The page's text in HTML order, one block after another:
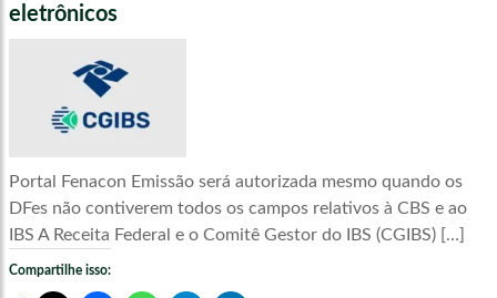
eletrônicos
Portal Fenacon Emissão será autorizada mesmo quando os
DFes não contiverem todos os campos relativos à CBS e ao
IBS A Receita Federal e o Comitê Gestor do IBS (CGIBS) […]
Compartilhe isso: